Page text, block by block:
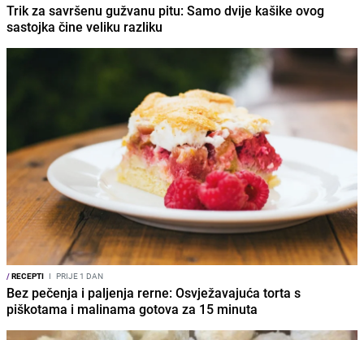
Trik za savršenu gužvanu pitu: Samo dvije kašike ovog
sastojka čine veliku razliku
/RECEPTI I PRIJE 1 DAN
Bez pečenja i paljenja rerne: Osvježavajuća torta s
piškotama i malinama gotova za 15 minuta